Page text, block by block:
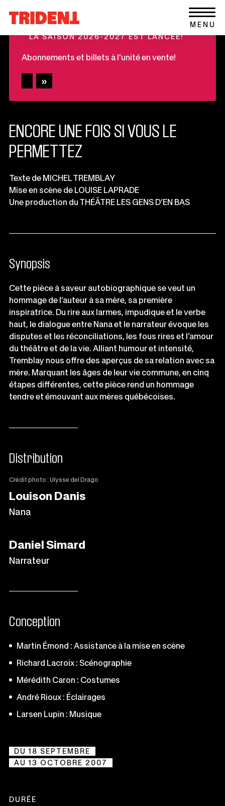
la
page
MENU
+
LA SAISON 2026-2027 EST LANCÉE!
Abonnements et billets à l'unité en vente!
ENCORE UNE FOIS SI VOUS LE
PERMETTEZ
Informations
importantes
Texte de MICHEL TREMBLAY
Mise en scène de LOUISE LAPRADE
Une production du THÉÂTRE LES GENS D’EN BAS
Synopsis
Cette pièce à saveur autobiographique se veut un
hommage de l’auteur à sa mère, sa première
inspiratrice. Du rire aux larmes, impudique et le verbe
haut, le dialogue entre Nana et le narrateur évoque les
disputes et les réconciliations, les fous rires et l’amour
du théâtre et de la vie. Alliant humour et intensité,
Tremblay nous offre des aperçus de sa relation avec sa
mère. Marquant les âges de leur vie commune, en cinq
étapes différentes, cette pièce rend un hommage
tendre et émouvant aux mères québécoises.
Distribution
Crédit photo : Ulysse del Drago
Louison Danis
Nana
Daniel Simard
Narrateur
Conception
Martin Émond : Assistance à la mise en scène
Richard Lacroix : Scénographie
Mérédith Caron : Costumes
André Rioux : Éclairages
Larsen Lupin : Musique
DU 18 SEPTEMBRE
AU 13 OCTOBRE 2007
DURÉE